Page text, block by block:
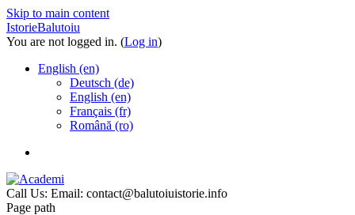
Skip to main content
IstorieBalutoiu
You are not logged in. (Log in)
English ‎(en)‎
Deutsch ‎(de)‎
English ‎(en)‎
Français ‎(fr)‎
Română ‎(ro)‎
Call Us: Email: contact@balutoiuistorie.info
Page path